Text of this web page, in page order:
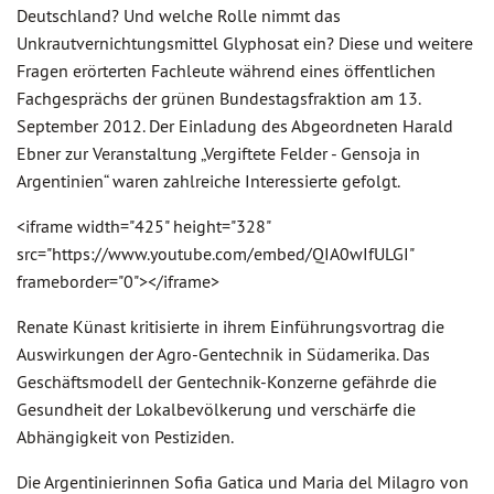
Deutschland? Und welche Rolle nimmt das
Unkrautvernichtungsmittel Glyphosat ein? Diese und weitere
Fragen erörterten Fachleute während eines öffentlichen
Fachgesprächs der grünen Bundestagsfraktion am 13.
September 2012. Der Einladung des Abgeordneten Harald
Ebner zur Veranstaltung „Vergiftete Felder - Gensoja in
Argentinien“ waren zahlreiche Interessierte gefolgt.
<iframe width="425" height="328"
src="https://www.youtube.com/embed/QIA0wIfULGI"
frameborder="0"></iframe>
Renate Künast kritisierte in ihrem Einführungsvortrag die
Auswirkungen der Agro-Gentechnik in Südamerika. Das
Geschäftsmodell der Gentechnik-Konzerne gefährde die
Gesundheit der Lokalbevölkerung und verschärfe die
Abhängigkeit von Pestiziden.
Die Argentinierinnen Sofia Gatica und Maria del Milagro von